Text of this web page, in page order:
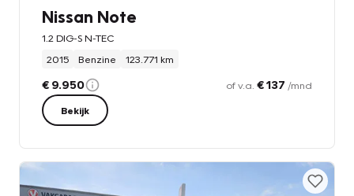
Nissan Note
1.2 DIG-S N-TEC
2015
Benzine 123.771 km
€ 9.950 of v.a. € 137 /mnd
Bekijk